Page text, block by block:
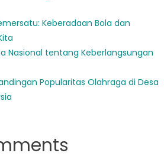
Keberadaan Bola dan
Nasional tentang Keberlangsungan
Popularitas Olahraga di Desa